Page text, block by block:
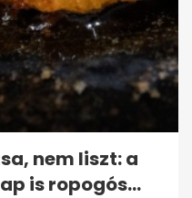
nem liszt: a
is ropogós...